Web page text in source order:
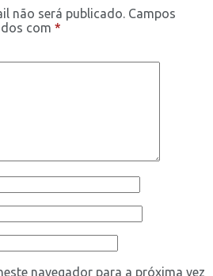
não será publicado. Campos
com *
navegador para a próxima vez